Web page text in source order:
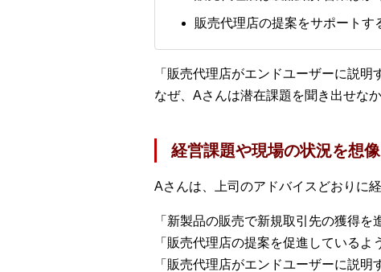
販売代理店の提案をサポート
「販売代理店がエンドユーザーに説
なぜ、Aさんは潜在課題を聞き出せな
経営課題や現場の状況を想
Aさんは、上司のアドバイスどおりに
「新製品の販売で新規取引先の獲得を
「販売代理店の提案を促進しているよ
「販売代理店がエンドユーザーに説明